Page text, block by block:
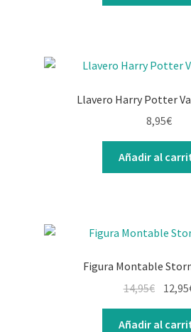
Llavero Harry Potter
8,95€
Añadir al
Figura Montable
14,95€ 12,95
Añadir al